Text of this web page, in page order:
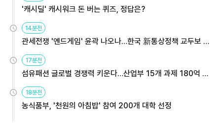
'캐시딜' 캐시워크 돈 버는 퀴즈, 정답은?
14분전
관세전쟁 '엔드게임' 윤곽 나오나…한국 新통상정책 교두보 활
용해야
17분전
섬유패션 글로벌 경쟁력 키운다…산업부 15개 과제 180억 지
원
18분전
농식품부, '천원의 아침밥' 참여 200개 대학 선정